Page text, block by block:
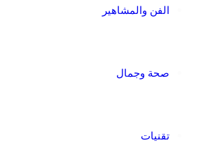
الفن والمشاهير
صحة وجمال